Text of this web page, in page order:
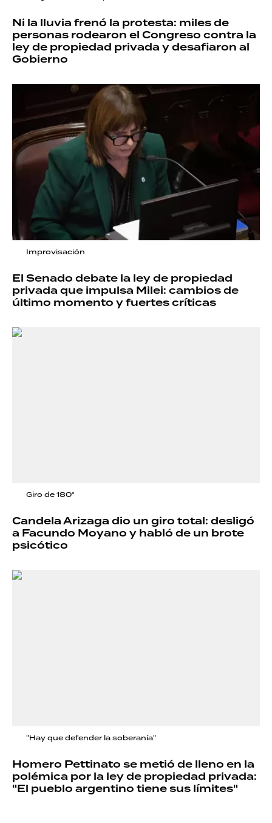
Ni la lluvia frenó la protesta: miles de
personas rodearon el Congreso contra la
ley de propiedad privada y desafiaron al
Gobierno
Improvisación
El Senado debate la ley de propiedad
privada que impulsa Milei: cambios de
último momento y fuertes críticas
Giro de 180°
Candela Arizaga dio un giro total: desligó
a Facundo Moyano y habló de un brote
psicótico
"Hay que defender la soberanía"
Homero Pettinato se metió de lleno en la
polémica por la ley de propiedad privada:
"El pueblo argentino tiene sus límites"